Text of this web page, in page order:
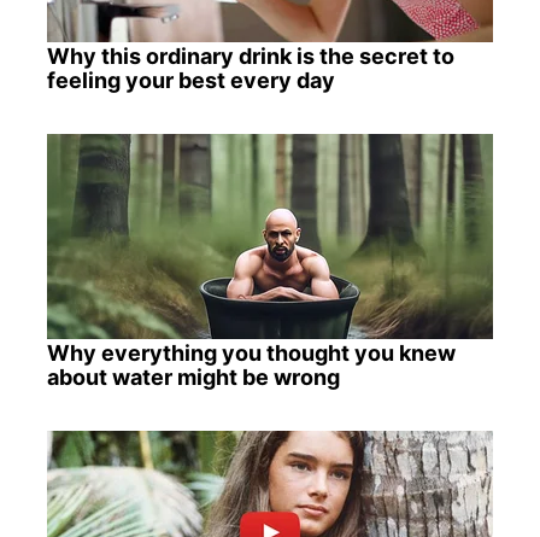
Why this ordinary drink is the secret to
feeling your best every day
Why everything you thought you knew
about water might be wrong